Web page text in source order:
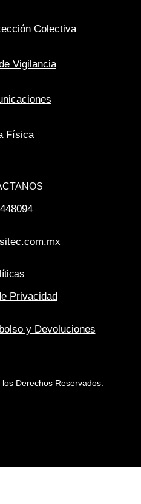
Colectiva
Vigilancia
Física
Privacidad
y Devoluciones
Derechos Reservados.